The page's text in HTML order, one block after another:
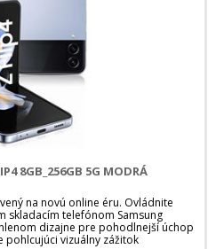
8GB_256GB 5G MODRÁ
na novú online éru. Ovládnite
skladacím telefónom Samsung
dizajne pre pohodlnejší úchop
pohlcujúci vizuálny zážitok